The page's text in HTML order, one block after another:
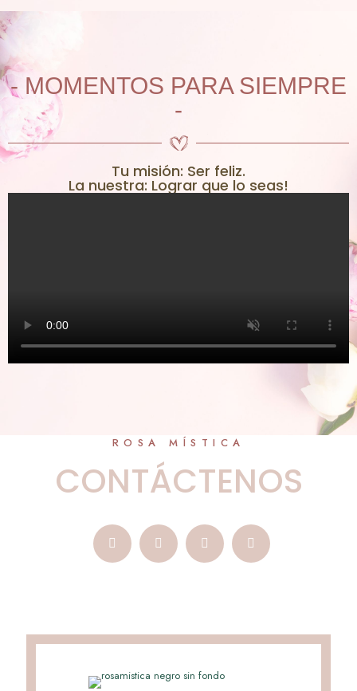
- MOMENTOS PARA SIEMPRE
-
Tu misión: Ser feliz.
La nuestra: Lograr que lo seas!
ROSA MÍSTICA
CONTÁCTENOS